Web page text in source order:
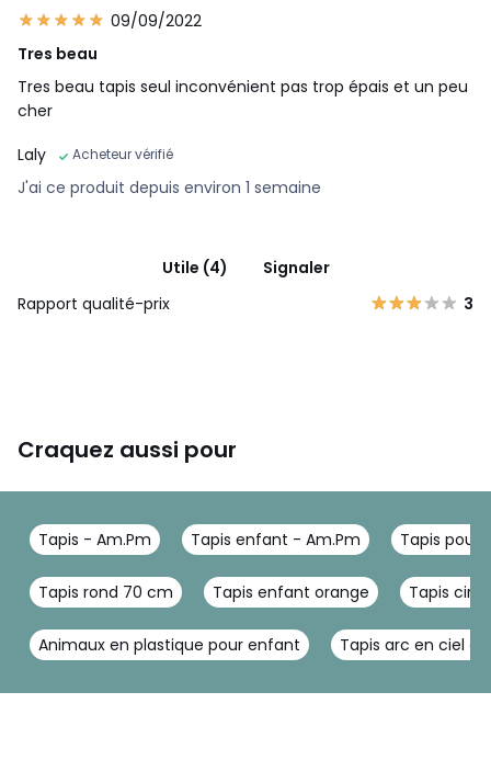
09/09/2022
Tres beau
Tres beau tapis seul inconvénient pas trop épais et un peu
cher
Laly
Acheteur vérifié
J'ai ce produit depuis environ 1 semaine
Utile (4)
Signaler
Rapport qualité-prix
3
Craquez aussi pour
Tapis - Am.Pm Tapis enfant - Am.Pm Tapis pour
Tapis rond 70 cm Tapis enfant orange Tapis
Animaux en plastique pour enfant Tapis arc en ciel